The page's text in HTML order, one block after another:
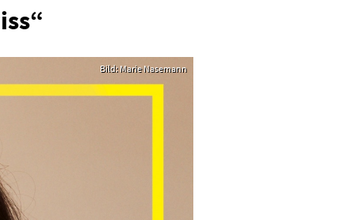
Bild: Marie Nasemann